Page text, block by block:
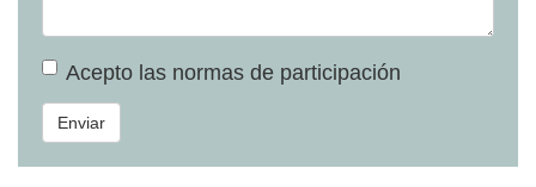
Acepto las normas de participación
Enviar